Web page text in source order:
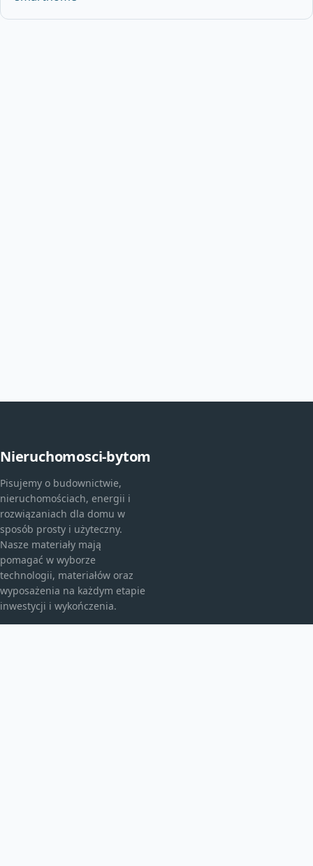
Nieruchomosci-bytom
Pisujemy o budownictwie,
nieruchomościach, energii i
rozwiązaniach dla domu w
sposób prosty i użyteczny.
Nasze materiały mają
pomagać w wyborze
technologii, materiałów oraz
wyposażenia na każdym etapie
inwestycji i wykończenia.